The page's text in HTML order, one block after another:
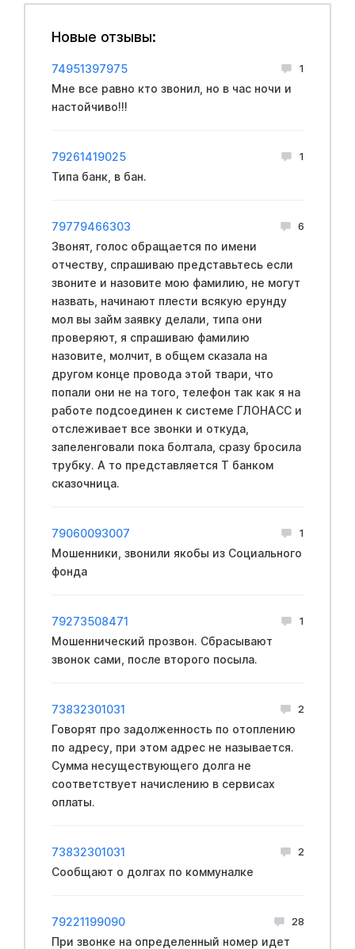
Новые отзывы:
74951397975 1
Мне все равно кто звонил, но в час ночи и
настойчиво!!!
79261419025 1
Типа банк, в бан.
79779466303 6
Звонят, голос обращается по имени
отчеству, спрашиваю представьтесь если
звоните и назовите мою фамилию, не могут
назвать, начинают плести всякую ерунду
мол вы займ заявку делали, типа они
проверяют, я спрашиваю фамилию
назовите, молчит, в общем сказала на
другом конце провода этой твари, что
попали они не на того, телефон так как я на
работе подсоединен к системе ГЛОНАСС и
отслеживает все звонки и откуда,
запеленговали пока болтала, сразу бросила
трубку. А то представляется Т банком
сказочница.
79060093007 1
Мошенники, звонили якобы из Социального
фонда
79273508471 1
Мошеннический прозвон. Сбрасывают
звонок сами, после второго посыла.
73832301031 2
Говорят про задолженность по отоплению
по адресу, при этом адрес не называется.
Сумма несуществующего долга не
соответствует начислению в сервисах
оплаты.
73832301031 2
Сообщают о долгах по коммуналке
79221199090 28
При звонке на определенный номер идет